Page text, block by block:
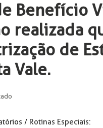
Benefício
realizada
de
Vale.
/ Rotinas Especiais: